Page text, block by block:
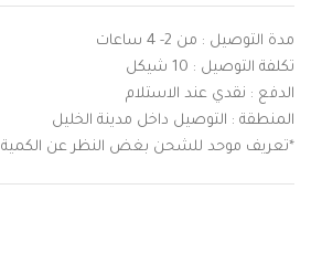
مدة التوصيل : من 2- 4 ساعات
تكلفة التوصيل : 10 شيكل
الدفع : نقدي عند الاستلام
المنطقة : التوصيل داخل مدينة الخليل
*تعريف موحد للشحن بغض النظر عن الكمية